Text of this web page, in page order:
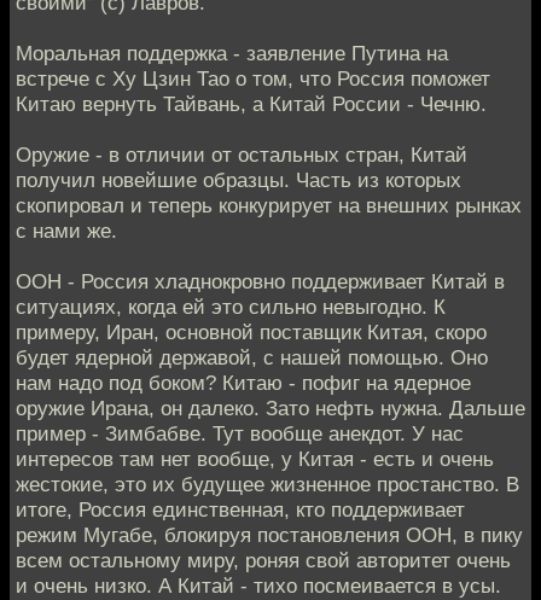
Моральная поддержка - заявление Путина на
встрече с Ху Цзин Тао о том, что Россия поможет
Китаю вернуть Тайвань, а Китай России - Чечню.
Оружие - в отличии от остальных стран, Китай
получил новейшие образцы. Часть из которых
скопировал и теперь конкурирует на внешних рынках
с нами же.
ООН - Россия хладнокровно поддерживает Китай в
ситуациях, когда ей это сильно невыгодно. К
примеру, Иран, основной поставщик Китая, скоро
будет ядерной державой, с нашей помощью. Оно
нам надо под боком? Китаю - пофиг на ядерное
оружие Ирана, он далеко. Зато нефть нужна. Дальше
пример - Зимбабве. Тут вообще анекдот. У нас
интересов там нет вообще, у Китая - есть и очень
жестокие, это их будущее жизненное простанство. В
итоге, Россия единственная, кто поддерживает
режим Мугабе, блокируя постановления ООН, в пику
всем остальному миру, роняя свой авторитет очень
и очень низко. А Китай - тихо посмеивается в усы.